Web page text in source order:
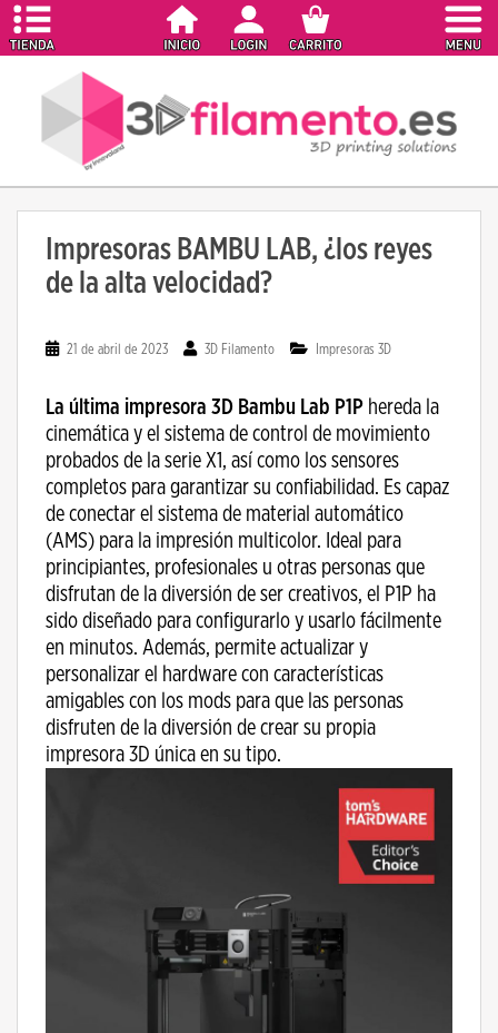
Impresoras BAMBU LAB, ¿los reyes
de la alta velocidad?
21 de abril de 2023 3D Filamento Impresoras 3D
La última impresora 3D Bambu Lab P1P hereda la
cinemática y el sistema de control de movimiento
probados de la serie X1, así como los sensores
completos para garantizar su confiabilidad. Es capaz
de conectar el sistema de material automático
(AMS) para la impresión multicolor. Ideal para
principiantes, profesionales u otras personas que
disfrutan de la diversión de ser creativos, el P1P ha
sido diseñado para configurarlo y usarlo fácilmente
en minutos. Además, permite actualizar y
personalizar el hardware con características
amigables con los mods para que las personas
disfruten de la diversión de crear su propia
impresora 3D única en su tipo.